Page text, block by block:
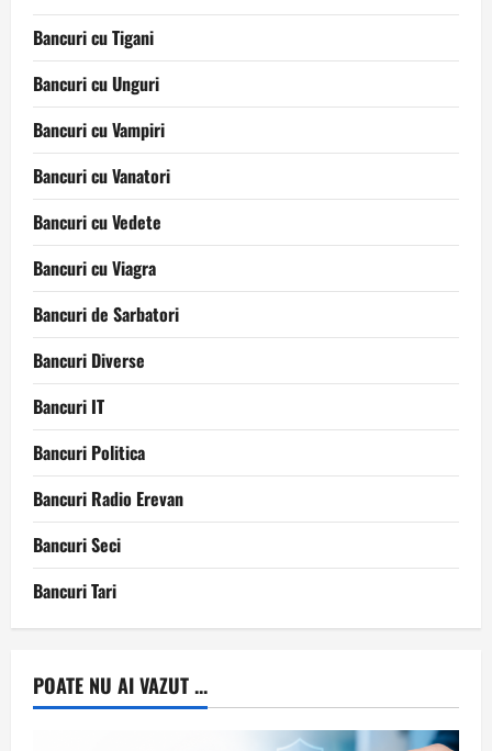
Bancuri cu Tigani
Bancuri cu Unguri
Bancuri cu Vampiri
Bancuri cu Vanatori
Bancuri cu Vedete
Bancuri cu Viagra
Bancuri de Sarbatori
Bancuri Diverse
Bancuri IT
Bancuri Politica
Bancuri Radio Erevan
Bancuri Seci
Bancuri Tari
POATE NU AI VAZUT ...